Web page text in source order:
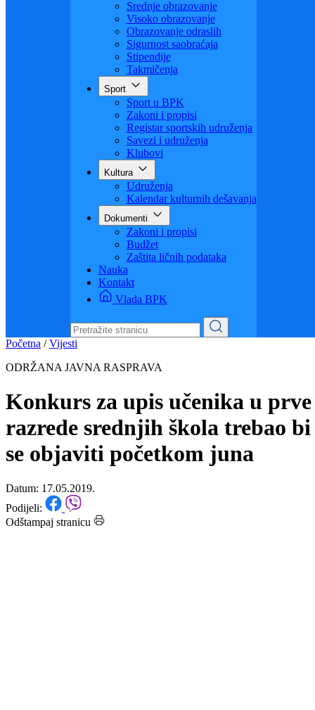
Obrazovanje
Predškolski odgoj
Osnovno obrazovanje
Srednje obrazovanje
Visoko obrazovanje
Obrazovanje odraslih
Sigurnost saobraćaja
Stipendije
Takmičenja
Sport
Sport u BPK
Zakoni i propisi
Registar sportskih udruženja
Savezi i udruženja
Klubovi
Udruženja
Kalendar kulturnih dešavanja
Dokumenti
Zakoni i propisi
Budžet
Zaštita ličnih podataka
Nauka
Kontakt
Vlada BPK
ODRŽANA JAVNA RASPRAVA
Konkurs za upis učenika u prve
razrede srednjih škola trebao bi
se objaviti početkom juna
Datum: 17.05.2019.